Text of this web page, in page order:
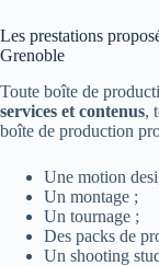
Les prestations
Grenoble
Toute boîte de
services et contenus,
boîte de production
Une motion
Un montage ;
Un tournage ;
Des packs de
Un shooting